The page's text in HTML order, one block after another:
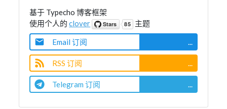
基于 Typecho 博客框架
使用个人的clover 主题
Email 订阅 ...
RSS 订阅 ...
Telegram 订阅 ...